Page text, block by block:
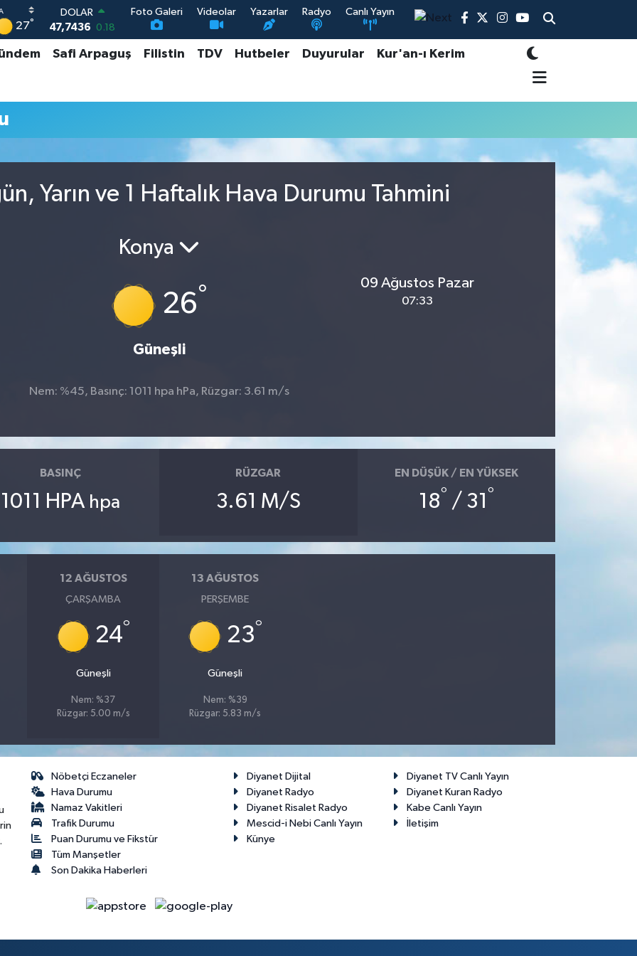
27°
DOLAR
47,7436 0.18
EURO
55,2510 0.32
GRAM ALTIN
Foto Galeri Videolar Yazarlar Radyo Canlı Yayın
Safi Arpaguş Filistin TDV Hutbeler Duyurular Kur'an-ı Kerim
Yarın ve 1 Haftalık Hava Durumu Tahmini
Konya
26°
Güneşli
09 Ağustos Pazar
07:33
Nem: %45, Basınç: 1011 hpa hPa, Rüzgar: 3.61 m/s
BASINÇ
1011 HPA hpa
RÜZGAR
3.61 M/S
EN DÜŞÜK / EN YÜKSEK
18° / 31 °
12 AĞUSTOS
ÇARŞAMBA
24°
Güneşli
Nem: %37
Rüzgar: 5.00 m/s
13 AĞUSTOS
PERŞEMBE
23°
Güneşli
Nem: %39
Rüzgar: 5.83 m/s
Nöbetçi Eczaneler
Hava Durumu
Namaz Vakitleri
Trafik Durumu
Puan Durumu ve Fikstür
Tüm Manşetler
Son Dakika Haberleri
Diyanet Dijital
Diyanet TV Canlı Yayın
Diyanet Radyo
Diyanet Kuran Radyo
Diyanet Risalet Radyo
Kabe Canlı Yayın
Mescid-i Nebi Canlı Yayın
İletişim
Künye